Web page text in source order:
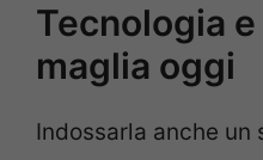
Tecnologia
maglia oggi
Indossarla anche un